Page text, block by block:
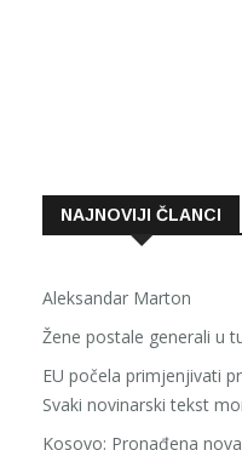
NAJNOVIJI ČLANCI
Aleksandar Marton
Žene postale generali u
EU počela primjenjivati
Svaki novinarski tekst
Kosovo: Pronađena